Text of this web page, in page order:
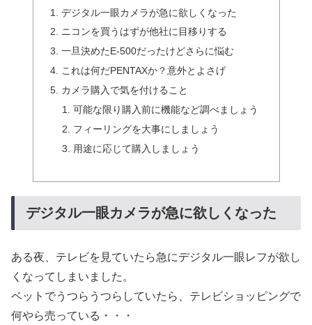
デジタル一眼カメラが急に欲しくなった
ニコンを買うはずが他社に目移りする
一旦決めたE-500だったけどさらに悩む
これは何だPENTAXか？意外とよさげ
カメラ購入で気を付けること
可能な限り購入前に機能など調べましょう
フィーリングを大事にしましょう
用途に応じて購入しましょう
デジタル一眼カメラが急に欲しくなった
ある夜、テレビを見ていたら急にデジタル一眼レフが欲し
くなってしまいました。
ベットでうつらうつらしていたら、テレビショッピングで
何やら売っている・・・